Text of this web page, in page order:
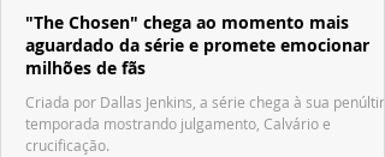
"The Chosen" chega ao momento mais
aguardado da série e promete emocionar
milhões de fãs
Criada por Dallas Jenkins, a série chega à sua
temporada mostrando julgamento, Calvário e
crucificação.